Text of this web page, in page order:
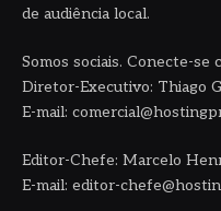
de audiência local.
Somos sociais. Conecte-se
Diretor-Executivo: Thiago
E-mail:
Editor-Chefe: Marcelo
E-mail: editor-